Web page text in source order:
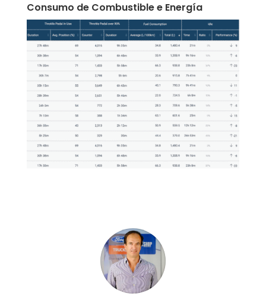
Consumo de Combustible e Energía